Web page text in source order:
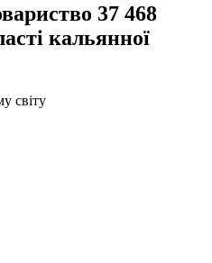
37 468
кальянної
світу